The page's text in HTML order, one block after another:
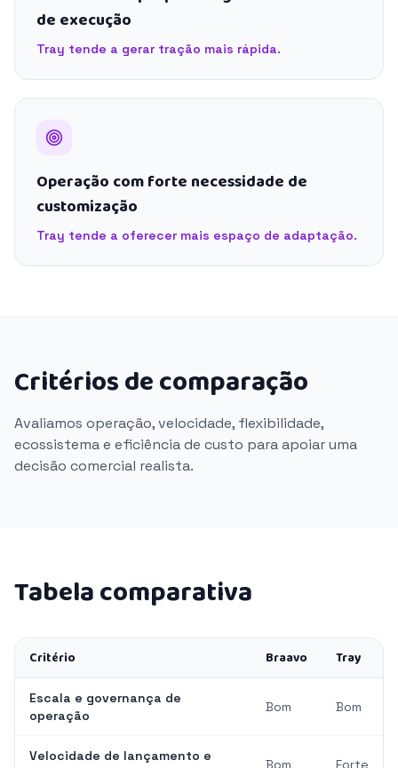
de execução
Tray tende a gerar tração mais rápida.
Operação com forte necessidade de
customização
Tray tende a oferecer mais espaço de adaptação.
Critérios de comparação
Avaliamos operação, velocidade, flexibilidade,
ecossistema e eficiência de custo para apoiar uma
decisão comercial realista.
Tabela comparativa
Critério Braavo Tray
Escala e governança de
operação
Bom Bom
Velocidade de lançamento e
Bom Forte